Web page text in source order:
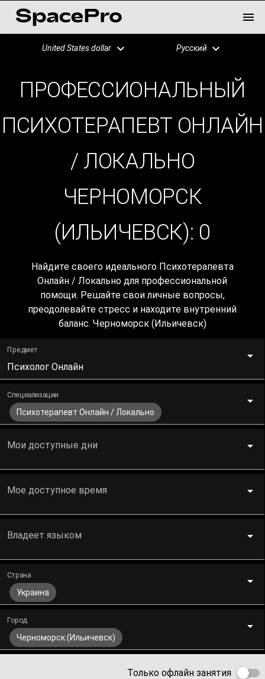
United States dollar Русский
ПРОФЕССИОНАЛЬНЫЙ
ПСИХОТЕРАПЕВТ ОНЛАЙН
/ ЛОКАЛЬНО
ЧЕРНОМОРСК
(ИЛЬИЧЕВСК): 0
Найдите своего идеального Психотерапевта
Онлайн / Локально для профессиональной
помощи. Решайте свои личные вопросы,
преодолевайте стресс и находите внутренний
баланс. Черноморск (Ильичевск)
Предмет
Психолог Онлайн
Специализации
Психотерапевт Онлайн / Локально
Мои доступные дни
Мое доступное время
Владеет языком
Страна
Украина
Город
Черноморск (Ильичевск)
Только офлайн занятия